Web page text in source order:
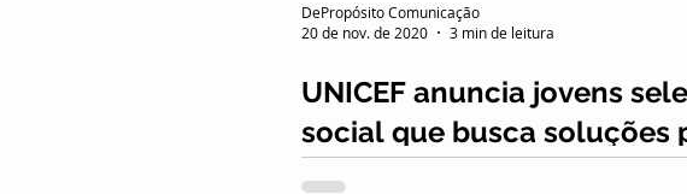
UNICEF anuncia jovens
social que busca soluções
Com mais de 350 inscrições válidas, o “Chama na
DePropósito Comunicação
20 de nov. de 2020
3 min de leitura